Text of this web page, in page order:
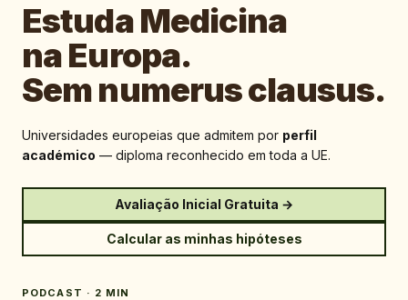
Estuda Medicina
na Europa.
Sem numerus clausus.
Universidades europeias que admitem por perfil
académico — diploma reconhecido em toda a UE.
Avaliação Inicial Gratuita →
Calcular as minhas hipóteses
PODCAST · 2 MIN